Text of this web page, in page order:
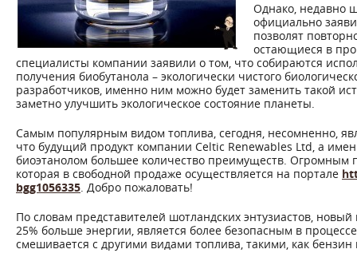
Однако, недавно
официально
позволят
остающиеся в
специалисты компании заявили о том, что собираются
получения биобутанола – экологически чистого
разработчиков, именно ним можно будет заменить такой
заметно улучшить экологическое состояние планеты.
Самым популярным видом топлива, сегодня, несомненно,
что будущий продукт компании Celtic Renewables Ltd, а
биоэтанолом большее количество преимуществ. Огромным
которая в свободной продаже осуществляется на портале
bgg1056335. Добро пожаловать!
По словам представителей шотландских энтузиастов,
25% больше энергии, является более безопасным в
смешивается с другими видами топлива, такими, как